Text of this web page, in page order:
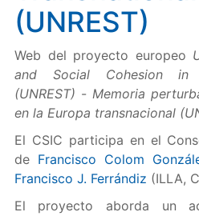
(UNREST)
Web del proyecto europeo
and Social Cohesion in
(UNREST) - Memoria
en la Europa transnacional
El CSIC participa en el
de Francisco Colom
Francisco J. Ferrándiz (ILLA,
El proyecto aborda un